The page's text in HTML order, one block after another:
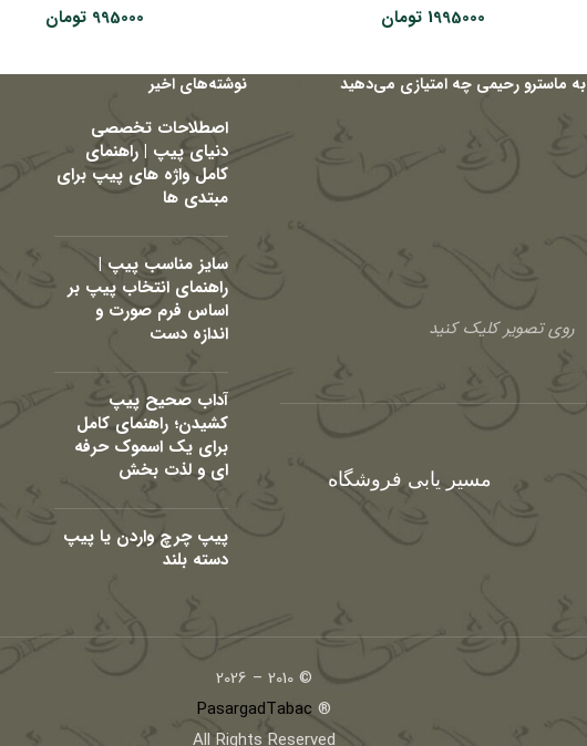
1995000 تومان
995000 تومان
به ماسترو رحیمی چه امتیازی می‌دهید
روی تصویر کلیک کنید
مسیر یابی فروشگاه
نوشته‌های اخیر
اصطلاحات تخصصی
دنیای پیپ | راهنمای
کامل واژه های پیپ برای
مبتدی ها
سایز مناسب پیپ |
راهنمای انتخاب پیپ بر
اساس فرم صورت و
اندازه دست
آداب صحیح پیپ
کشیدن؛ راهنمای کامل
برای یک اسموک حرفه
ای و لذت بخش
پیپ چرچ واردن یا پیپ
دسته بلند
© 2010 – 2026
®
PasargadTabac
All Rights Reserved